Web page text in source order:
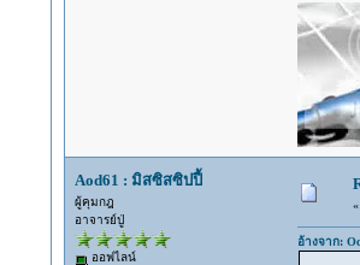
Aod61 : มิสซิสซิปปี้
ผู้คุมกฎ
อาจารย์ปู่
ออฟไลน์
«
อ้างจาก: